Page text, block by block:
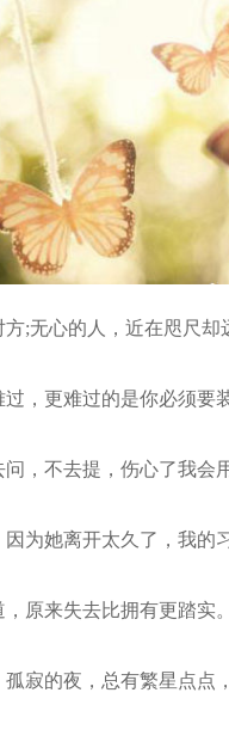
无心的人，近在咫尺却
更难过的是你必须要装
不去提，伤心了我会用
她离开太久了，我的习
来失去比拥有更踏实。
的夜，总有繁星点点